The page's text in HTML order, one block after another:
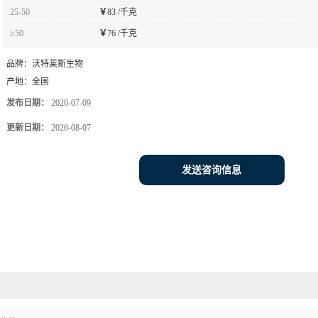
25-50 ￥83 /千克
≥50 ￥76 /千克
品牌： 沃特莱斯生物
产地： 全国
发布日期： 2020-07-09
更新日期： 2026-08-07
发送咨询信息